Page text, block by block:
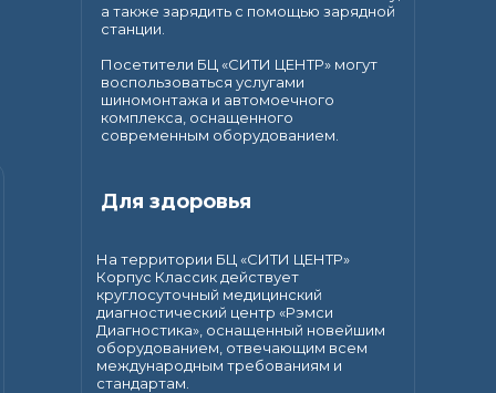
а также зарядить с помощью зарядной
станции.
Посетители БЦ «СИТИ ЦЕНТР» могут
воспользоваться услугами
шиномонтажа и автомоечного
комплекса, оснащенного
современным оборудованием.
На территории БЦ «СИТИ ЦЕНТР»
Корпус Классик действует
круглосуточный медицинский
диагностический центр «Рэмси
Диагностика», оснащенный новейшим
оборудованием, отвечающим всем
международным требованиям и
стандартам.
Для здоровья